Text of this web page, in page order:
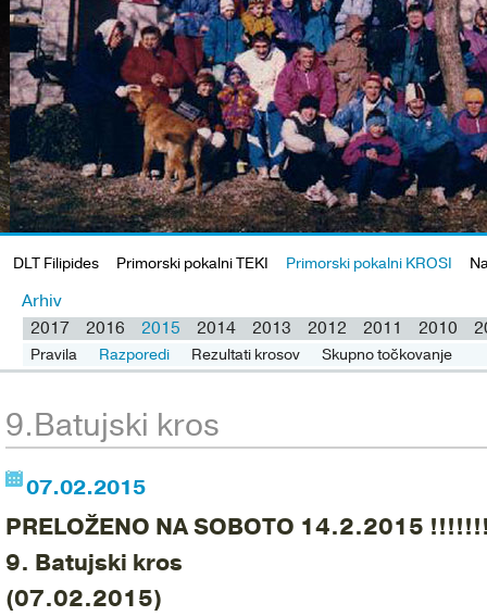
DLT Filipides Primorski pokalni TEKI Primorski pokalni KROSI
Arhiv
2017 2016 2015
Pravila Razporedi Rezultati krosov Skupno točkovanje
2014 2013 2012 2011 2010
9.Batujski kros
07.02.2015
PRELOŽENO NA SOBOTO 14.2.2015
9. Batujski kros
(07.02.2015)